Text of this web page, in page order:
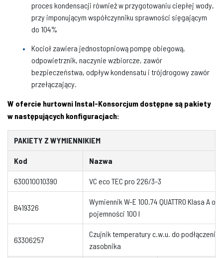
proces kondensacji również w przygotowaniu ciepłej wody,
przy imponującym współczynniku sprawności sięgającym
do 104%
Kocioł zawiera jednostopniową pompę obiegową,
odpowietrznik, naczynie wzbiorcze, zawór
bezpieczeństwa, odpływ kondensatu i trójdrogowy zawór
przełączający.
W ofercie hurtowni Instal-Konsorcjum dostępne są pakiety
w następujących konfiguracjach:
PAKIETY Z WYMIENNIKIEM
Kod Nazwa
630010010390 VC eco TEC pro 226/3-3
B419326
Wymiennik W-E 100.74 QUATTRO Klasa A o
pojemności 100 l
63306257
Czujnik temperatury c.w.u. do podłączenia
zasobnika